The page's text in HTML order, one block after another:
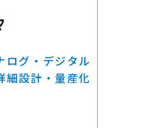
ログ・デジタル
設計・量産化